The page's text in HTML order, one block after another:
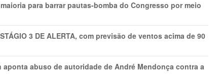
para barrar pautas-bomba do Congresso por meio
3 DE ALERTA, com previsão de ventos acima de 90
abuso de autoridade de André Mendonça contra a